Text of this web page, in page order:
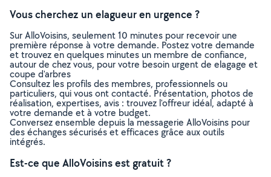
Vous cherchez un elagueur en urgence ?
Sur AlloVoisins, seulement 10 minutes pour recevoir une
première réponse à votre demande. Postez votre demande
et trouvez en quelques minutes un membre de confiance,
autour de chez vous, pour votre besoin urgent de elagage et
coupe d'arbres
Consultez les profils des membres, professionnels ou
particuliers, qui vous ont contacté. Présentation, photos de
réalisation, expertises, avis : trouvez l'offreur idéal, adapté à
votre demande et à votre budget.
Conversez ensemble depuis la messagerie AlloVoisins pour
des échanges sécurisés et efficaces grâce aux outils
intégrés.
Est-ce que AlloVoisins est gratuit ?